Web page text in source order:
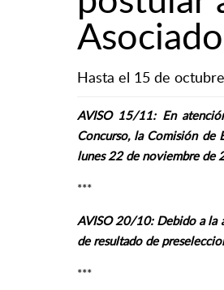
Hasta el 15 de
AVISO 15/11: En
Concurso, la Comisión de
lunes 22 de noviembre de
***
AVISO 20/10: Debido a la
de resultado de
***